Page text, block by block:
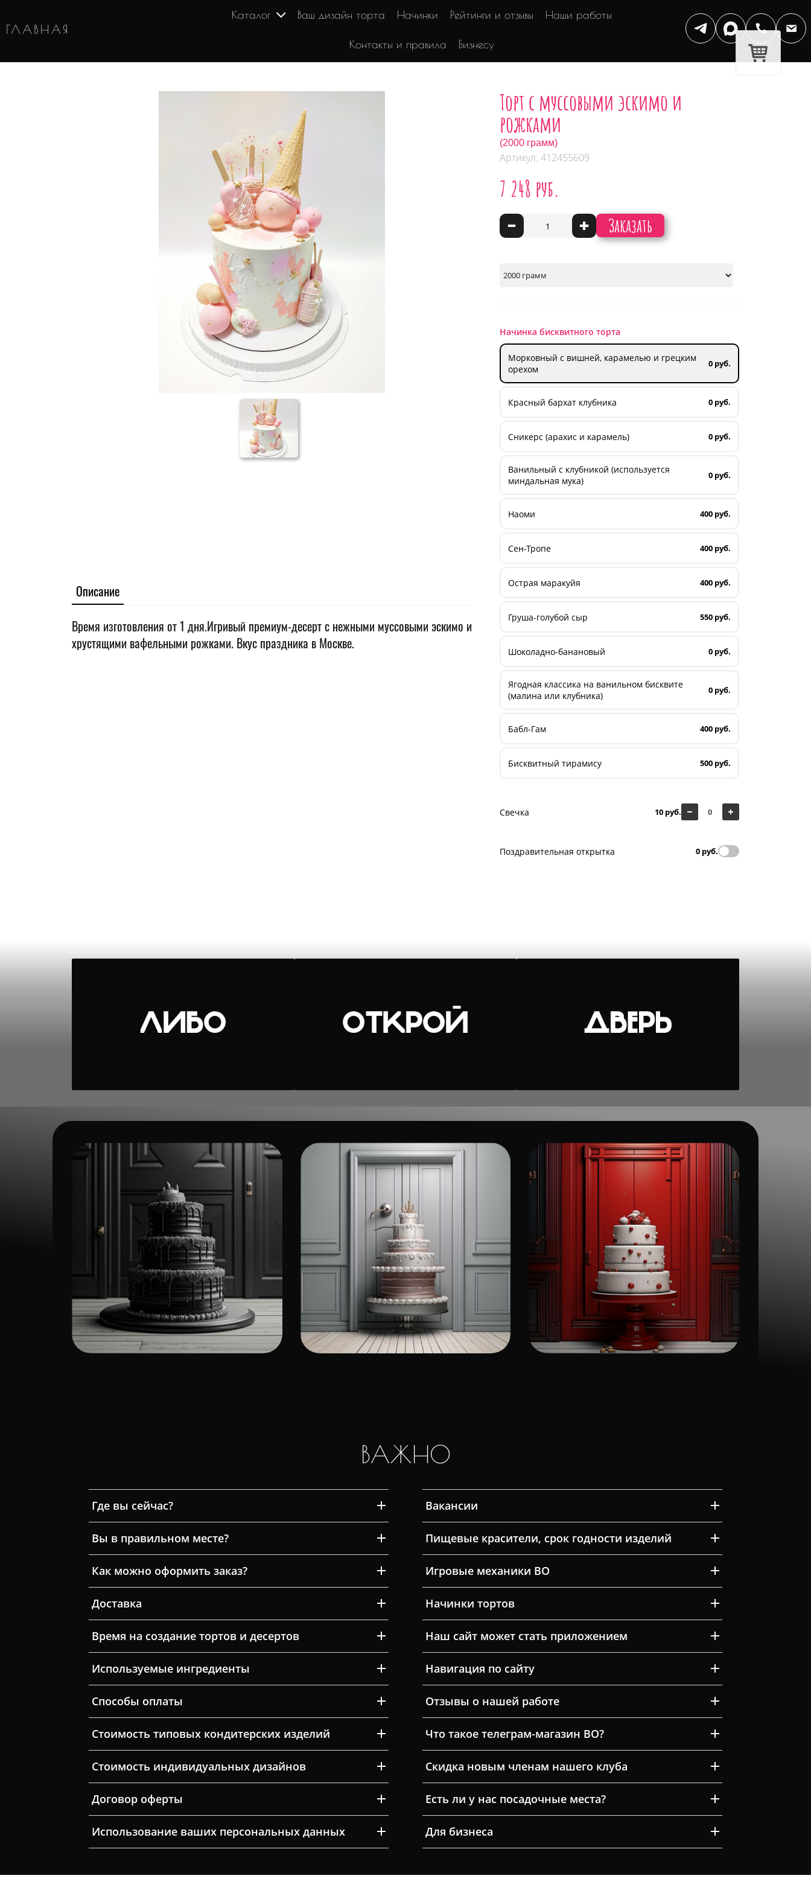
ГЛАВНАЯ
Каталог Ваш дизайн торта Начинки Рейтинги и отзывы Наши работы
Контакты и правила Бизнесу
Торт с муссовыми эскимо и
рожками
(2000 грамм)
Артикул: 412455609
7 248 руб.
Заказать
- +
Начинка бисквитного торта
Морковный с вишней, карамелью и грецким
орехом
0 руб.
Красный бархат клубника 0 руб.
Сникерс (арахис и карамель) 0 руб.
Ванильный с клубникой (используется
миндальная мука)
0 руб.
Наоми 400 руб.
Сен-Тропе 400 руб.
Острая маракуйя 400 руб.
Груша-голубой сыр 550 руб.
Шоколадно-банановый 0 руб.
Ягодная классика на ванильном бисквите
(малина или клубника)
0 руб.
Бабл-Гам 400 руб.
Бисквитный тирамису 500 руб.
Свечка 10 руб.
Поздравительная открытка 0 руб.
Описание
Время изготовления от 1 дня.Игривый премиум-десерт с нежными муссовыми эскимо и
хрустящими вафельными рожками. Вкус праздника в Москве.
ВАЖНО
Где вы сейчас?
Вы в правильном месте?
Как можно оформить заказ?
Доставка
Время на создание тортов и десертов
Используемые ингредиенты
Способы оплаты
Стоимость типовых кондитерских изделий
Стоимость индивидуальных дизайнов
Договор оферты
Использование ваших персональных данных
Вакансии
Пищевые красители, срок годности изделий
Игровые механики ВО
Начинки тортов
Наш сайт может стать приложением
Навигация по сайту
Отзывы о нашей работе
Что такое телеграм-магазин ВО?
Скидка новым членам нашего клуба
Есть ли у нас посадочные места?
Для бизнеса